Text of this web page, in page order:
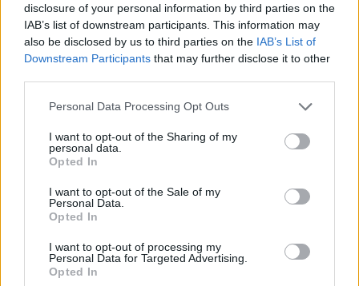
disclosure of your personal information by third parties on the
IAB’s list of downstream participants. This information may
also be disclosed by us to third parties on the IAB’s List of
Downstream Participants that may further disclose it to other
Personal Data Processing Opt Outs
I want to opt-out of the Sharing of my
personal data.
Opted In
I want to opt-out of the Sale of my
Personal Data.
Opted In
I want to opt-out of processing my
Personal Data for Targeted Advertising.
Opted In